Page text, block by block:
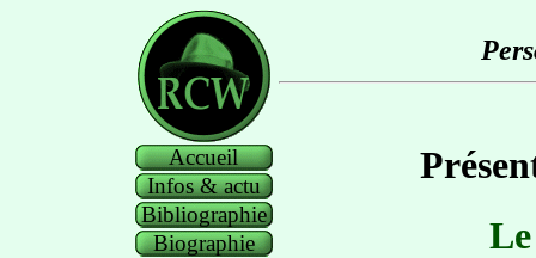
Accueil
Infos & actu
Bibliographie
Biographie